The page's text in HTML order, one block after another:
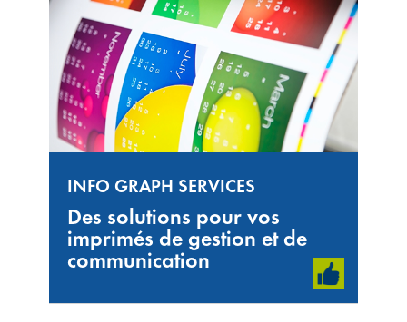
INFO GRAPH SERVICES
Des solutions pour vos
imprimés de gestion et de
communication